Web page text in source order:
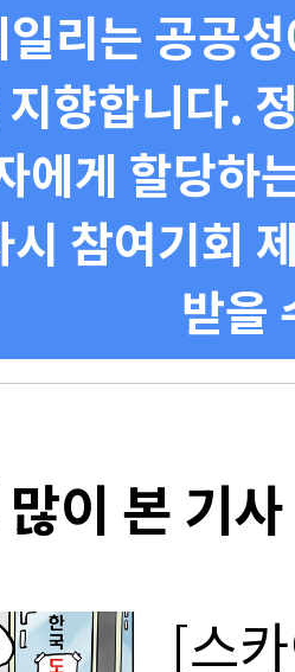
리는 공공
향합니다.
에게 할당하
참여기회
받을
이 본 기사
[스